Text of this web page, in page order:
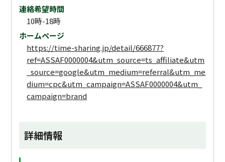
連絡希望時間
10時-18時
ホームページ
https://time-sharing.jp/detail/666877?
ref=ASSAF0000004&utm_source=ts_affiliate&utm
_source=google&utm_medium=referral&utm_me
dium=cpc&utm_campaign=ASSAF0000004&utm_
campaign=brand
詳細情報